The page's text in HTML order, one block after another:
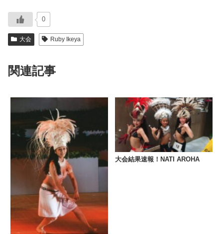
0
大会 Ruby Ikeya
関連記事
大会結果速報！NATI AROHA